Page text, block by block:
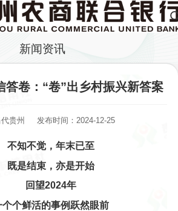
新闻资讯
答卷：“卷”出乡村振兴新答案
贵州 发布时间：2024-12-25
不知不觉，年末已至
既是结束，亦是开始
回望2024年
个个鲜活的事例跃然眼前